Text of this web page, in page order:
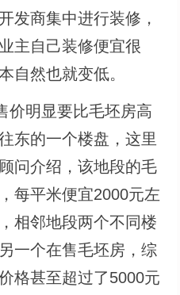
发商集中进行装修，
主自己装修便宜很
自然也就变低。
价明显要比毛坯房高
东的一个楼盘，这里
问介绍，该地段的毛
每平米便宜2000元左
相邻地段两个不同楼
一个在售毛坯房，综
格甚至超过了5000元